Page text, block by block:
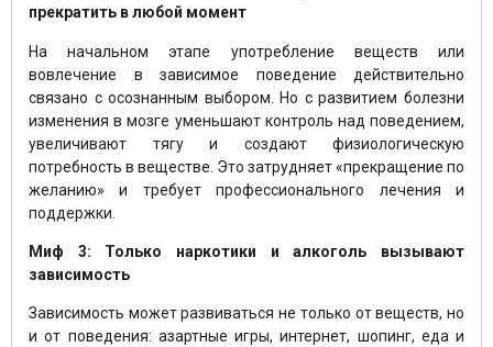
прекратить в любой момент
На начальном этапе употребление веществ или
вовлечение в зависимое поведение действительно
связано с осознанным выбором. Но с развитием болезни
изменения в мозге уменьшают контроль над поведением,
увеличивают тягу и создают физиологическую
потребность в веществе. Это затрудняет «прекращение по
желанию» и требует профессионального лечения и
поддержки.
Миф 3: Только наркотики и алкоголь вызывают
зависимость
Зависимость может развиваться не только от веществ, но
и от поведения: азартные игры, интернет, шопинг, еда и